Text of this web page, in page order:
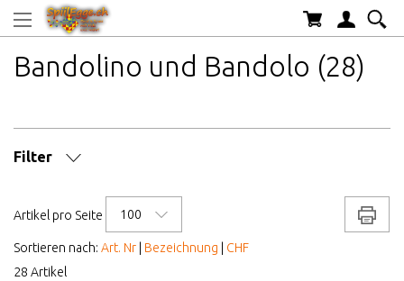
Bandolino und Bandolo (28)
Filter
AB WELCHEM ALTER
Artikel pro Seite 100
Sortieren nach: Art. Nr Bezeichnung
CHF
28 Artikel